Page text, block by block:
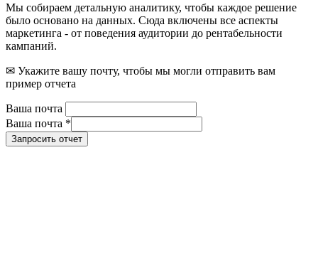
Мы собираем детальную аналитику, чтобы каждое решение
было основано на данных. Сюда включены все аспекты
маркетинга - от поведения аудитории до рентабельности
кампаний.
✉ Укажите вашу почту, чтобы мы могли отправить вам
пример отчета
Ваша почта
Ваша почта *
Запросить отчет